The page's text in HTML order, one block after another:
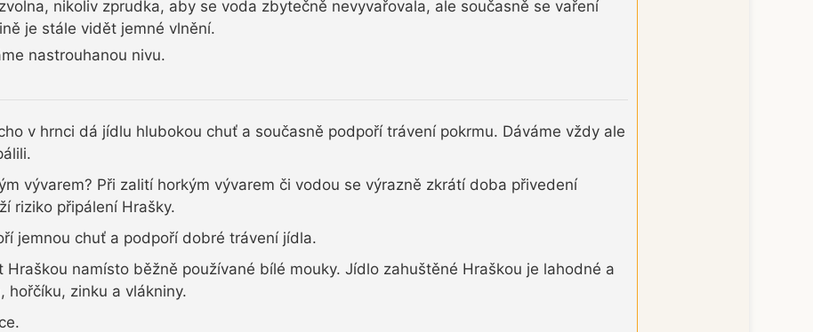
nikoliv zprudka, aby se voda zbytečně nevyvařovala, ale současně se vaření
je stále vidět jemné vlnění.
nastrouhanou nivu.
v hrnci dá jídlu hlubokou chuť a současně podpoří trávení pokrmu. Dáváme vždy ale
vývarem? Při zalití horkým vývarem či vodou se výrazně zkrátí doba přivedení
riziko připálení Hrašky.
jemnou chuť a podpoří dobré trávení jídla.
namísto běžně používané bílé mouky. Jídlo zahuštěné Hraškou je lahodné a
hořčíku, zinku a vlákniny.